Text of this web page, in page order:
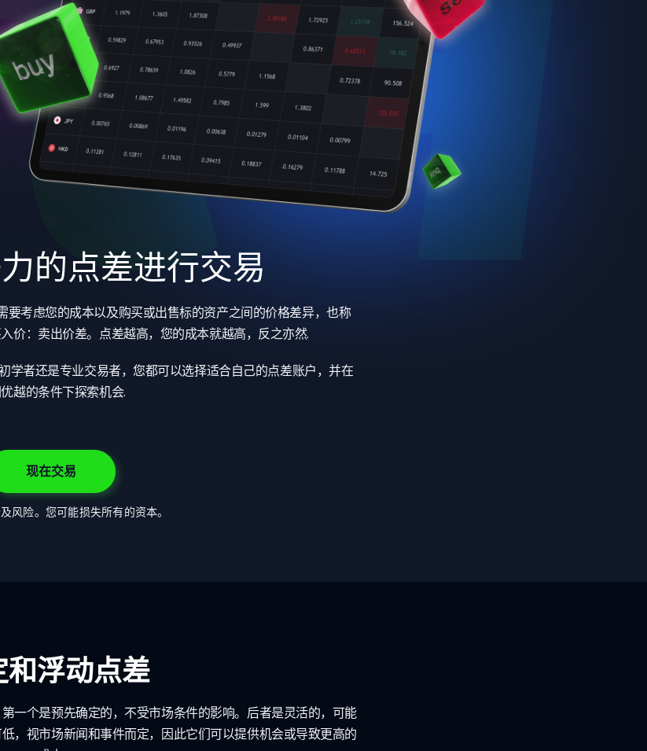
的点差进行交易
考虑您的成本以及购买或出售标的资产之间的价格差异，也称
价：卖出价差。点差越高，您的成本就越高，反之亦然.
者还是专业交易者，您都可以选择适合自己的点差账户，并在
越的条件下探索机会.
现在交易
风险。您可能损失所有的资本。
和浮动点差
一个是预先确定的，不受市场条件的影响。后者是灵活的，可能
，视市场新闻和事件而定，因此它们可以提供机会或导致更高的